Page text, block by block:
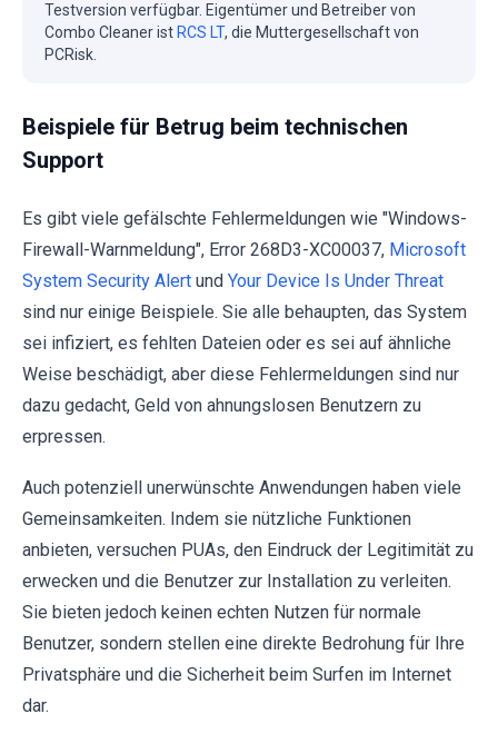
Testversion verfügbar. Eigentümer und Betreiber von
Combo Cleaner ist RCS LT, die Muttergesellschaft von
PCRisk.
Beispiele für Betrug beim technischen
Support
Es gibt viele gefälschte Fehlermeldungen wie "Windows-
Firewall-Warnmeldung", Error 268D3-XC00037, Microsoft
System Security Alert und Your Device Is Under Threat
sind nur einige Beispiele. Sie alle behaupten, das System
sei infiziert, es fehlten Dateien oder es sei auf ähnliche
Weise beschädigt, aber diese Fehlermeldungen sind nur
dazu gedacht, Geld von ahnungslosen Benutzern zu
erpressen.
Auch potenziell unerwünschte Anwendungen haben viele
Gemeinsamkeiten. Indem sie nützliche Funktionen
anbieten, versuchen PUAs, den Eindruck der Legitimität zu
erwecken und die Benutzer zur Installation zu verleiten.
Sie bieten jedoch keinen echten Nutzen für normale
Benutzer, sondern stellen eine direkte Bedrohung für Ihre
Privatsphäre und die Sicherheit beim Surfen im Internet
dar.